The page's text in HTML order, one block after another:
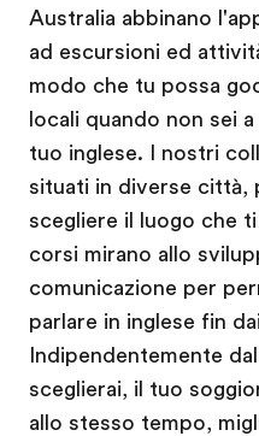
Australia abbinano
ad escursioni ed
modo che tu possa
locali quando non sei
tuo inglese. I nostri
situati in diverse città,
scegliere il luogo che
corsi mirano allo
comunicazione per
parlare in inglese fin
Indipendentemente
sceglierai, il tuo
allo stesso tempo,